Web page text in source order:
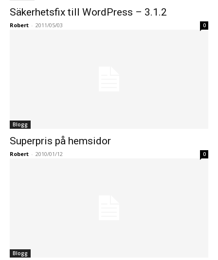
Säkerhetsfix till WordPress – 3.1.2
Robert - 2011/05/03 0
Blogg
Superpris på hemsidor
Robert - 2010/01/12 0
Blogg